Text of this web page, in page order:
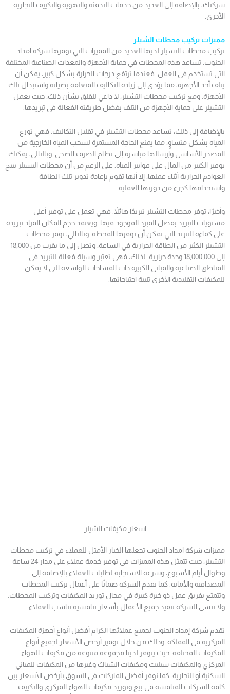
شركتك، بالإضافة إلى العديد من خدمات التدفئة والتهوية والتكييف التجارية
الأخرى.
مميزات تركيب محطات الشيلر
تركيب محطات التشيلر لديها العديد من المميزات التي توفرها شركة امداد
الجنوب. تساعد هذه المحطات في حماية الأجهزة والمعدات الصناعية المختلفة
التي تستخدم في العمل. فعندما ترتفع درجات الحرارة بشكل كبير، يمكن أن
يتلف أحد الأجهزة، مما يؤدي إلى زيادة التكاليف المتعلقة بصيانة واستبدال تلك
الأجهزة. ومع تركيب محطات التشيلر، لا داعي للقلق بشأن ذلك، حيث يعمل
التشيلر على حماية الأجهزة من التلف بفضل طريقته الفعالة في تبريدها.
بالإضافة إلى ذلك، تساعد محطات التشيلر في تقليل التكاليف. فهي توزع
المياه بشكل متساوٍ، مما يمنع الحاجة المستمرة لسحب المياه الخارجية من
المصدر الأساسي وإرسالها مباشرة إلى نظام الصرف الصحي. وبالتالي، يمكنك
توفير الكثير من المال على فواتير المياه. على الرغم من أن محطات التشيلر تنتج
العوادم الحرارية أثناء عملها، إلا أنها تقوم بإعادة تدوير تلك الطاقة
واستخدامها كجزء من دورتها العملية.
وأخيرًا، توفر محطات التشيلر تبريدًا هائلاً. فهي تعمل على توفير أعلى
مستويات التبريد بفضل المبرد الموجود فيها. ويعتمد حجم المكان المراد تبريده
على كفاءة التبريد التي يمكن أن توفرها المحطة. وبالتالي، توفر محطات
التشيلر الكثير من الطاقة الحرارية في الساعة، وتصل إلى ما يقرب من 18,000
إلى 18,000,000 وحدة حرارية. لذلك، فهي تعتبر وسيلة فعالة للتبريد في
المناطق الصناعية والمباني الكبيرة ذات المساحات الواسعة التي لا يمكن
للمكيفات التقليدية الأخرى تلبية احتياجاتها.
اسعار مكيفات الشيلر
مميزات شركة امداد الجنوب تجعلها الخيار الأمثل للعملاء في تركيب محطات
التشيلر، حيث تتمثل هذه المميزات في توفير خدمة عملاء على مدار 24 ساعة
وطوال أيام الأسبوع، وسرعة الاستجابة لطلبات العملاء بالإضافة إلى
المصداقية والأمانة. كما تقدم الشركة ضمانًا على أعمال تركيب المحطات
وتتمتع بفريق عمل ذو خبرة كبيرة في مجال توريد المكيفات وتركيب المحطات.
ولا تنسى الشركة تنفيذ جميع الأعمال بأسعار تنافسية تناسب العملاء.
تقدم شركة إمداد الجنوب لجميع عملائها الكرام أفضل أنواع أجهزة المكيفات
المركزية في المملكة. وذلك من خلال توفير أرخص الأسعار لجميع أنواع
المكيفات المختلفة. حيث يتوفر لدينا مجموعة متنوعة من مكيفات الهواء
المركزي والمكيفات سبليت ومكيفات الشباك وغيرها من المكيفات للمباني
السكنية أو التجارية. كما نوفر أفضل الماركات في السوق بأرخص الأسعار بين
كافة الشركات المنافسة في بيع وتوريد مكيفات الهواء المركزي والتكييف